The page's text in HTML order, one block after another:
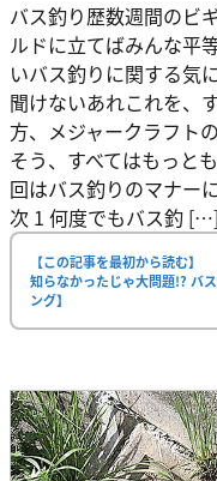
バス釣り歴数週間のビ
ルドに立てばみんな平
いバス釣りに関する気
聞けないあれこれを、
方、メジャークラフト
そう、すべてはもっと
回はバス釣りのマナー
次 1 何度でもバス釣 […]
【この記事を最初から読む】
知らなかったじゃ大問題!? バ
ング】